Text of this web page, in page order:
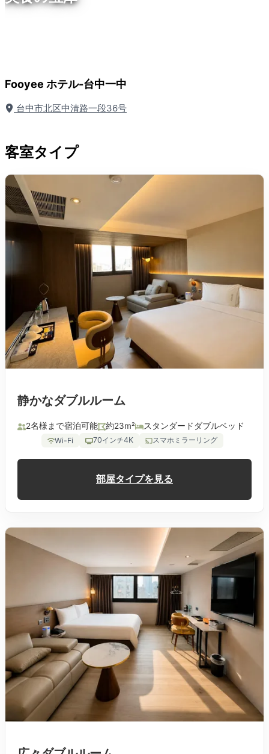
Fooyee ホテル-台中一中
台中市北区中清路一段36号
客室タイプ
静かなダブルルーム
2名様まで宿泊可能 約23m² スタンダードダブルベッド
Wi-Fi 70インチ4K スマホミラーリング
部屋タイプを見る